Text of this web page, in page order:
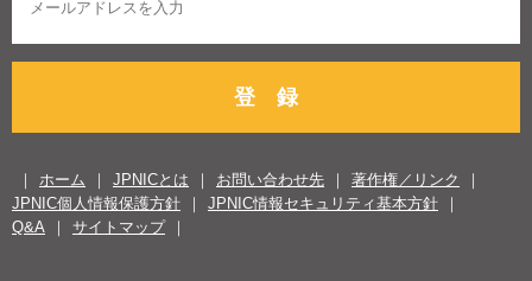
登 録
ホーム JPNICとは お問い合わせ先
著作権／リンク
JPNIC個人情報保護方針
JPNIC情報セキュリティ基本方針
Q&A
サイトマップ